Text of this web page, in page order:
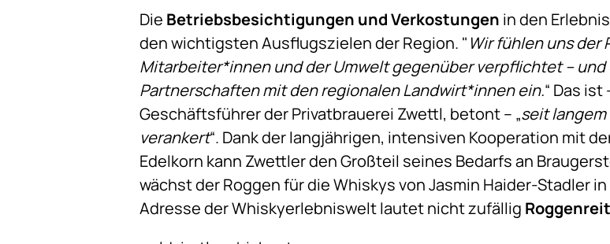
Die Betriebsbesichtigungen und Verkostungen in den
den wichtigsten Ausflugszielen der Region. " Wir fühlen uns der
Mitarbeiter*innen und der Umwelt gegenüber verpflichtet –
Partnerschaften mit den regionalen Landwirt*innen ein.“ Das ist
Geschäftsführer der Privatbrauerei Zwettl, betont – „seit
verankert“. Dank der langjährigen, intensiven Kooperation mit
Edelkorn kann Zwettler den Großteil seines Bedarfs an
wächst der Roggen für die Whiskys von Jasmin Haider-Stadler
Adresse der Whiskyerlebniswelt lautet nicht zufällig